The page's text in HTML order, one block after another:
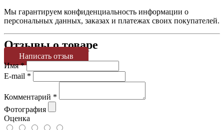
Мы гарантируем конфиденциальность информации о
персональных данных, заказах и платежах своих покупателей.
Отзывы о товаре
Написать отзыв
Имя*
E-mail *
Комментарий *
Фотография
Оценка